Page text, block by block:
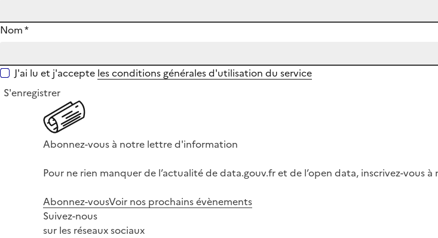
Nom*
J'ai lu et j'accepte les conditions générales d'utilisation du service
S'enregistrer
Abonnez-vous à notre lettre d'information
Pour ne rien manquer de l’actualité de data.gouv.fr et de l’open data, inscrivez-vous
Abonnez-vousVoir nos prochains évènements
Suivez-nous
sur les réseaux sociaux